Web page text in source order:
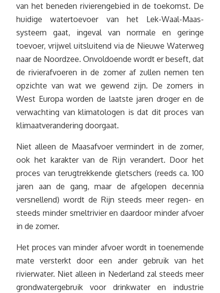
van het beneden rivierengebied in de toekomst. De
huidige watertoevoer van het Lek-Waal-Maas-
systeem gaat, ingeval van normale en geringe
toevoer, vrijwel uitsluitend via de Nieuwe Waterweg
naar de Noordzee. Onvoldoende wordt er beseft, dat
de rivierafvoeren in de zomer af zullen nemen ten
opzichte van wat we gewend zijn. De zomers in
West Europa worden de laatste jaren droger en de
verwachting van klimatologen is dat dit proces van
klimaatverandering doorgaat.
Niet alleen de Maasafvoer vermindert in de zomer,
ook het karakter van de Rijn verandert. Door het
proces van terugtrekkende gletschers (reeds ca. 100
jaren aan de gang, maar de afgelopen decennia
versnellend) wordt de Rijn steeds meer regen- en
steeds minder smeltrivier en daardoor minder afvoer
in de zomer.
Het proces van minder afvoer wordt in toenemende
mate versterkt door een ander gebruik van het
rivierwater. Niet alleen in Nederland zal steeds meer
grondwatergebruik voor drinkwater en industrie